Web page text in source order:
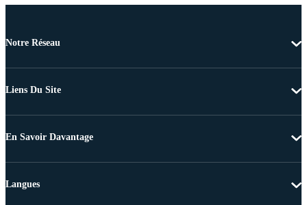
Notre Réseau
Liens Du Site
En Savoir Davantage
Langues